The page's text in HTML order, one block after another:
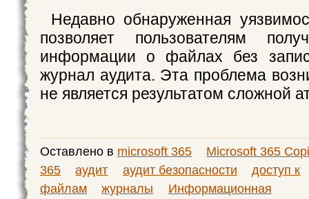
Недавно обнаруженная
позволяет пользователям
информации о файлах без
журнал аудита. Эта проблема
не является результатом сложной
Оставлено в microsoft 365
Microsoft 365
365
аудит аудит безопасности
доступ к
файлам
журналы
Информационная